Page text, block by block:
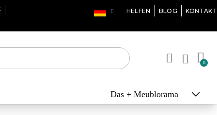
3X, 4X ODER 10X HELFEN BLOG KONTAKT
Das + Meublorama